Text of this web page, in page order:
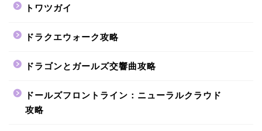
トワツガイ
ドラクエウォーク攻略
ドラゴンとガールズ交響曲攻略
ドールズフロントライン：ニューラルクラウド
攻略